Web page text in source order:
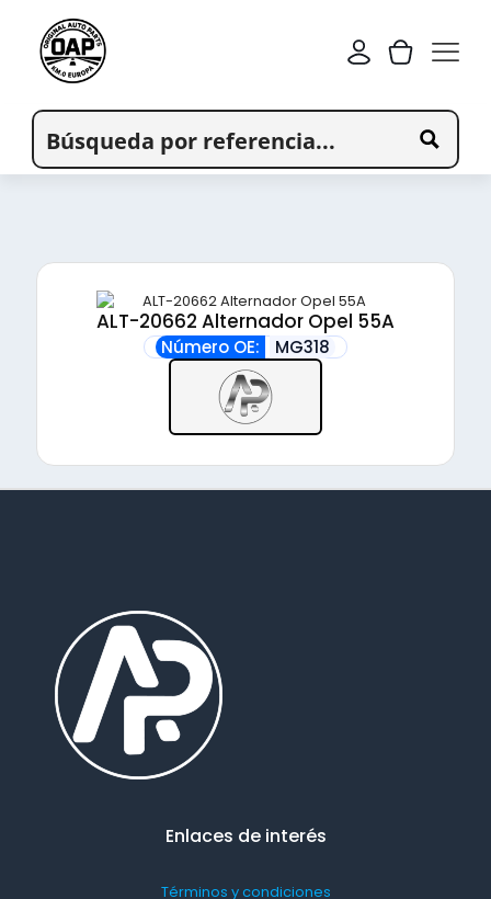
ALT-20662 Alternador Opel 55A
Número OE: MG318
Enlaces de interés
Términos y condiciones